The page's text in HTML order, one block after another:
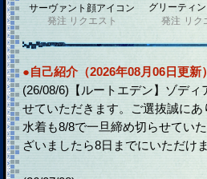
サーヴァント顔アイコン
発注 リクエスト
グリーティ
発注 リク
●自己紹介（2026年08月06日更新）
(26/08/6)【ルートエデン】ゾデ
せていただきます。ご選抜誠にあ
水着も8/8で一旦締め切らせてい
ざいましたら8日までにいただけ